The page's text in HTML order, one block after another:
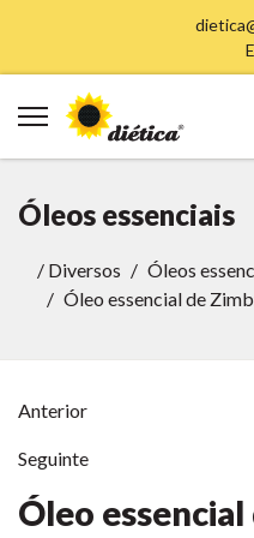
Óleos essenciais
/ Diversos
Óleos
Óleo essencial de
Anterior
Seguinte
Óleo